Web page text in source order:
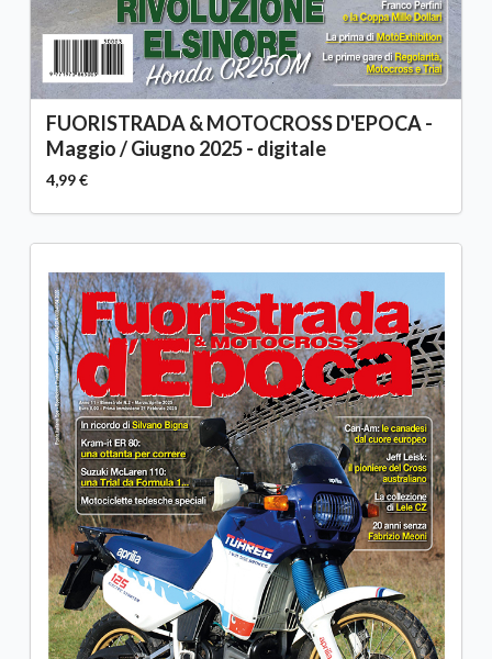
FUORISTRADA & MOTOCROSS D'EPOCA -
Maggio / Giugno 2025 - digitale
4,99 €